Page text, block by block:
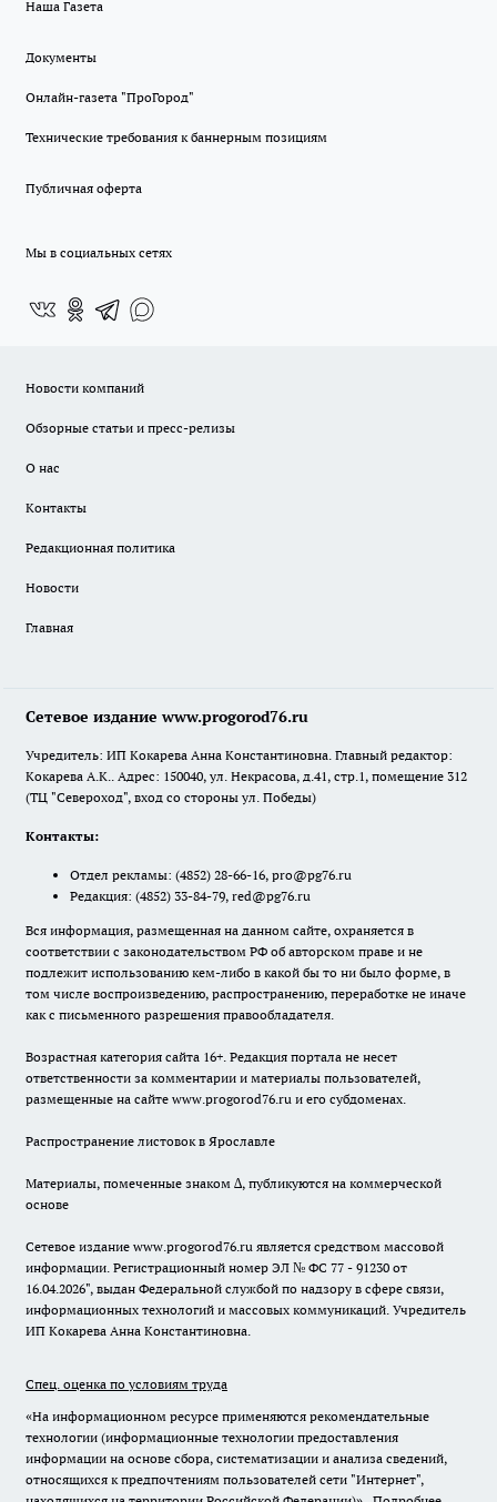
Наша Газета
Документы
Онлайн-газета "ПроГород"
Технические требования к баннерным позициям
Публичная оферта
Мы в социальных сетях
Новости компаний
Обзорные статьи и пресс-релизы
О нас
Контакты
Редакционная политика
Новости
Главная
Сетевое издание www.progorod76.ru
Учредитель: ИП Кокарева Анна Константиновна. Главный редактор:
Кокарева А.К.. Адрес: 150040, ул. Некрасова, д.41, стр.1, помещение 312
(ТЦ "Североход", вход со стороны ул. Победы)
Контакты:
Отдел рекламы: (4852) 28-66-16, pro@pg76.ru
Редакция: (4852) 33-84-79, red@pg76.ru
Вся информация, размещенная на данном сайте, охраняется в
соответствии с законодательством РФ об авторском праве и не
подлежит использованию кем-либо в какой бы то ни было форме, в
том числе воспроизведению, распространению, переработке не иначе
как с письменного разрешения правообладателя.
Возрастная категория сайта 16+. Редакция портала не несет
ответственности за комментарии и материалы пользователей,
размещенные на сайте www.progorod76.ru и его субдоменах.
Распространение листовок в Ярославле
Материалы, помеченные знаком ∆, публикуются на коммерческой
основе
Сетевое издание www.progorod76.ru является средством массовой
информации. Регистрационный номер ЭЛ № ФС 77 - 91230 от
16.04.2026", выдан Федеральной службой по надзору в сфере связи,
информационных технологий и массовых коммуникаций. Учредитель
ИП Кокарева Анна Константиновна.
Спец. оценка по условиям труда
«На информационном ресурсе применяются рекомендательные
технологии (информационные технологии предоставления
информации на основе сбора, систематизации и анализа сведений,
относящихся к предпочтениям пользователей сети "Интернет",